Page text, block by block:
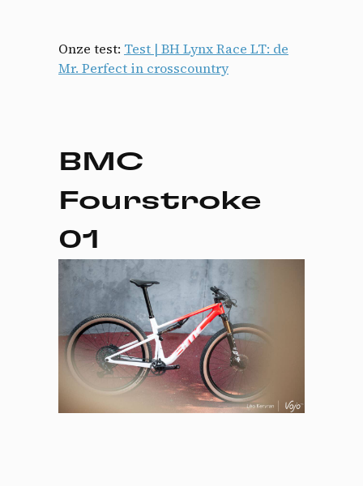
Onze test: Test | BH Lynx Race LT: de
Mr. Perfect in crosscountry
BMC
Fourstroke
01